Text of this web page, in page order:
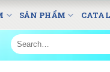
SẢN PHẨM
Search
for: